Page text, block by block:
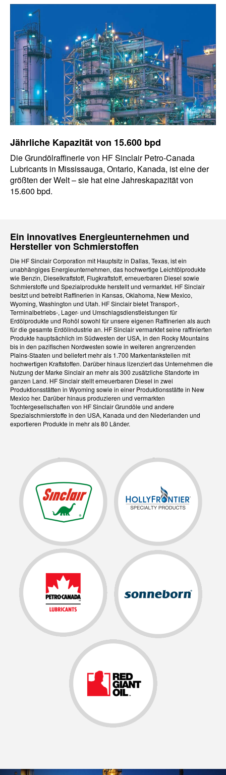
Jährliche Kapazität von 15.600 bpd
Die Grundölraffinerie von HF Sinclair Petro-Canada
Lubricants in Mississauga, Ontario, Kanada, ist eine der
größten der Welt – sie hat eine Jahreskapazität von
15.600 bpd.
Ein innovatives Energieunternehmen und
Hersteller von Schmierstoffen
Die HF Sinclair Corporation mit Hauptsitz in Dallas, Texas, ist ein
unabhängiges Energieunternehmen, das hochwertige Leichtölprodukte
wie Benzin, Dieselkraftstoff, Flugkraftstoff, erneuerbaren Diesel sowie
Schmierstoffe und Spezialprodukte herstellt und vermarktet. HF Sinclair
besitzt und betreibt Raffinerien in Kansas, Oklahoma, New Mexico,
Wyoming, Washington und Utah. HF Sinclair bietet Transport-,
Terminalbetriebs-, Lager- und Umschlagsdienstleistungen für
Erdölprodukte und Rohöl sowohl für unsere eigenen Raffinerien als auch
für die gesamte Erdölindustrie an. HF Sinclair vermarktet seine raffinierten
Produkte hauptsächlich im Südwesten der USA, in den Rocky Mountains
bis in den pazifischen Nordwesten sowie in weiteren angrenzenden
Plains-Staaten und beliefert mehr als 1.700 Markentankstellen mit
hochwertigen Kraftstoffen. Darüber hinaus lizenziert das Unternehmen die
Nutzung der Marke Sinclair an mehr als 300 zusätzliche Standorte im
ganzen Land. HF Sinclair stellt erneuerbaren Diesel in zwei
Produktionsstätten in Wyoming sowie in einer Produktionsstätte in New
Mexico her. Darüber hinaus produzieren und vermarkten
Tochtergesellschaften von HF Sinclair Grundöle und andere
Spezialschmierstoffe in den USA, Kanada und den Niederlanden und
exportieren Produkte in mehr als 80 Länder.